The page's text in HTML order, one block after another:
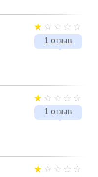
1 отзыв
1 отзыв